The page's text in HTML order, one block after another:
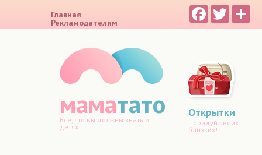
Главная
Рекламодателям
FacebookTwitter
маматато
Все, что вы должны знать о
детях
Открытки
Порадуй своих
близких!